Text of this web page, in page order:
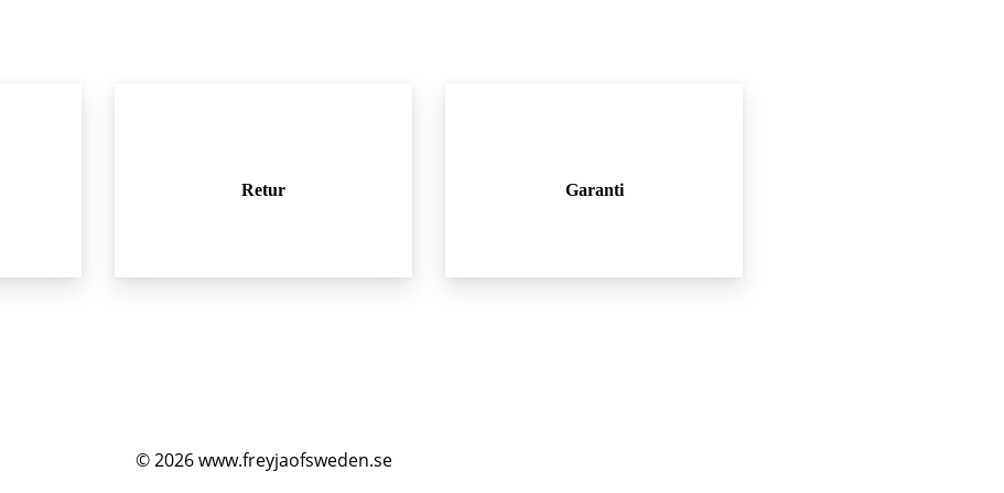
Retur Garanti
© 2026 www.freyjaofsweden.se